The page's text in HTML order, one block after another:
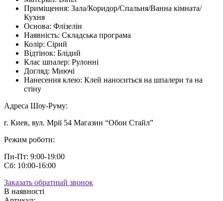
Приміщення: Зала/Коридор/Спальня/Ванна кімната/
Кухня
Основа: Флізелін
Наявність: Складська програма
Колір: Сірий
Відтінок: Блідий
Клас шпалер: Рулонні
Догляд: Миючі
Нанесення клею: Клей наноситься на шпалери та на
стіну
Адреса Шоу-Руму:
г. Киев, вул. Мрії 54 Магазин “Обои Стайл”
Режим роботи:
Пн-Пт: 9:00-19:00
Сб: 10:00-16:00
Заказать обратный звонок
В наявності